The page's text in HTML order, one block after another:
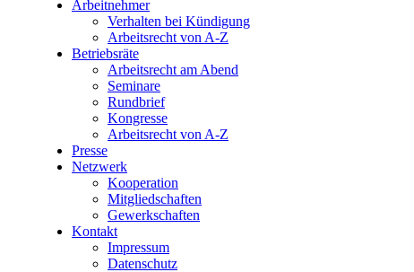
Arbeitnehmer
Verhalten bei Kündigung
Arbeitsrecht von A-Z
Betriebsräte
Arbeitsrecht am Abend
Seminare
Rundbrief
Kongresse
Arbeitsrecht von A-Z
Presse
Netzwerk
Kooperation
Mitgliedschaften
Gewerkschaften
Kontakt
Impressum
Datenschutz